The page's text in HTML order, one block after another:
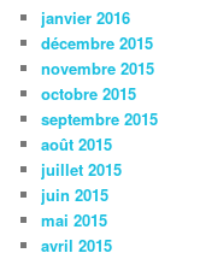
janvier 2016
décembre 2015
novembre 2015
octobre 2015
septembre 2015
août 2015
juillet 2015
juin 2015
mai 2015
avril 2015